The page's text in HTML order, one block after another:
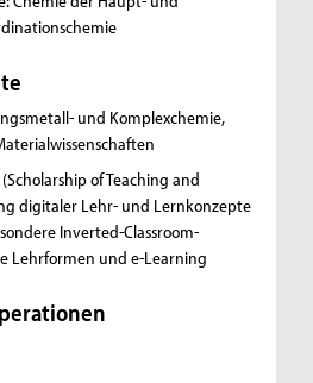
und Komplexchemie,
of Teaching and
digitaler Lehr- und Lernkonzepte
Inverted-Classroom-
Lehrformen und e-Learning